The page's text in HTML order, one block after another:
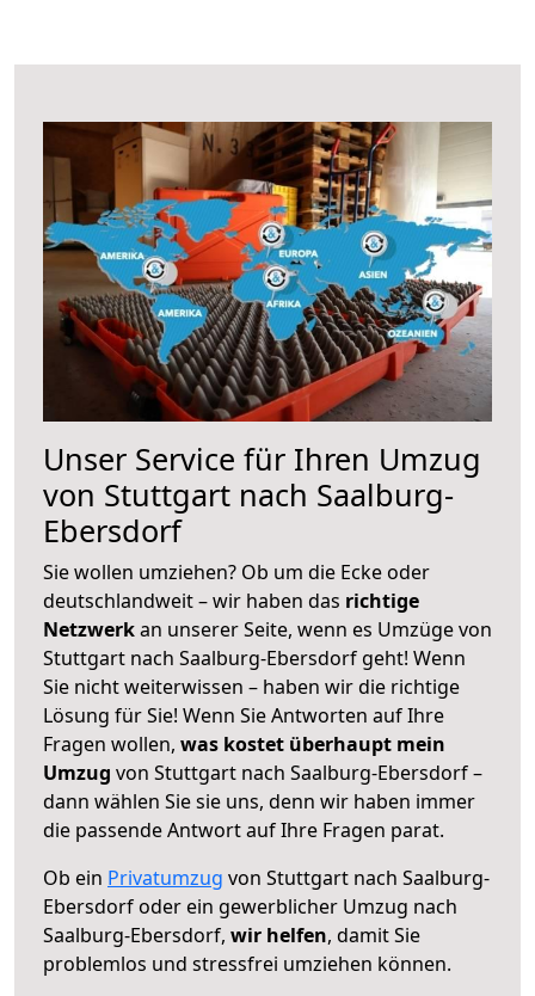
Unser Service für Ihren Umzug
von Stuttgart nach Saalburg-
Ebersdorf
Sie wollen umziehen? Ob um die Ecke oder
deutschlandweit – wir haben das richtige
Netzwerkan unserer Seite, wenn es Umzüge von
Stuttgart nach Saalburg-Ebersdorf geht! Wenn
Sie nicht weiterwissen – haben wir die richtige
Lösung für Sie! Wenn Sie Antworten auf Ihre
Fragen wollen, was kostet überhaupt mein
Umzug von Stuttgart nach Saalburg-Ebersdorf –
dann wählen Sie sie uns, denn wir haben immer
die passende Antwort auf Ihre Fragen parat.
Ob ein Privatumzug von Stuttgart nach Saalburg-
Ebersdorf oder ein gewerblicher Umzug nach
Saalburg-Ebersdorf, wir helfen, damit Sie
problemlos und stressfrei umziehen können.